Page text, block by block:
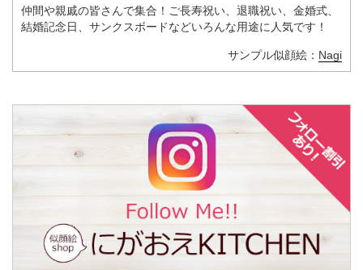
仲間や親戚の皆さんで集合！ご長寿祝い、退職祝い、金婚式、
結婚記念日、サンクスボードなどいろんな用途に人気です！
サンプル似顔絵： Nagi